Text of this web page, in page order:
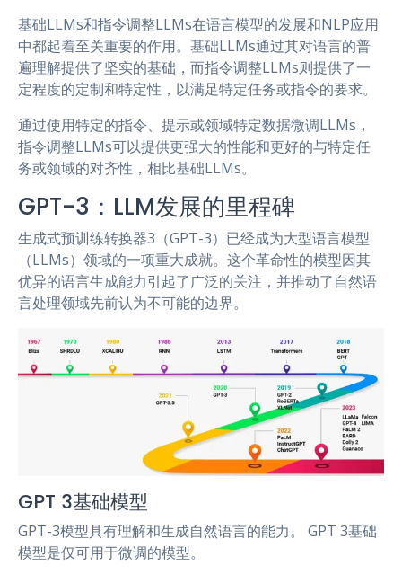
基础LLMs和指令调整LLMs在语言模型的发展和NLP应用
中都起着至关重要的作用。基础LLMs通过其对语言的普
遍理解提供了坚实的基础，而指令调整LLMs则提供了一
定程度的定制和特定性，以满足特定任务或指令的要求。
通过使用特定的指令、提示或领域特定数据微调LLMs，
指令调整LLMs可以提供更强大的性能和更好的与特定任
务或领域的对齐性，相比基础LLMs。
GPT-3：LLM发展的里程碑
生成式预训练转换器3（GPT-3）已经成为大型语言模型
（LLMs）领域的一项重大成就。这个革命性的模型因其
优异的语言生成能力引起了广泛的关注，并推动了自然语
言处理领域先前认为不可能的边界。
GPT 3基础模型
GPT-3模型具有理解和生成自然语言的能力。 GPT 3基础
模型是仅可用于微调的模型。